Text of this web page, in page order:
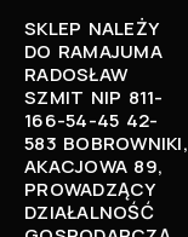
SKLEP NALEŻY
DO RAMAJUMA
RADOSŁAW
SZMIT NIP 811-
166-54-45 42-
583 BOBROWNIKI,
AKACJOWA 89,
PROWADZĄCY
DZIAŁALNOŚĆ